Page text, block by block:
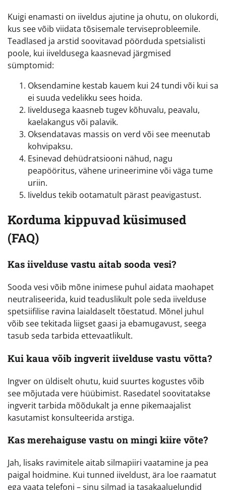
Kuigi enamasti on iiveldus ajutine ja ohutu, on olukordi,
kus see võib viidata tõsisemale terviseprobleemile.
Teadlased ja arstid soovitavad pöörduda spetsialisti
poole, kui iiveldusega kaasnevad järgmised
sümptomid:
Oksendamine kestab kauem kui 24 tundi või kui sa
ei suuda vedelikku sees hoida.
Iiveldusega kaasneb tugev kõhuvalu, peavalu,
kaelakangus või palavik.
Oksendatavas massis on verd või see meenutab
kohvipaksu.
Esinevad dehüdratsiooni nähud, nagu
peapööritus, vähene urineerimine või väga tume
uriin.
Iiveldus tekib ootamatult pärast peavigastust.
Korduma kippuvad küsimused
(FAQ)
Kas iivelduse vastu aitab sooda vesi?
Sooda vesi võib mõne inimese puhul aidata maohapet
neutraliseerida, kuid teaduslikult pole seda iivelduse
spetsiifilise ravina laialdaselt tõestatud. Mõnel juhul
võib see tekitada liigset gaasi ja ebamugavust, seega
tasub seda tarbida ettevaatlikult.
Kui kaua võib ingverit iivelduse vastu võtta?
Ingver on üldiselt ohutu, kuid suurtes kogustes võib
see mõjutada vere hüübimist. Rasedatel soovitatakse
ingverit tarbida mõõdukalt ja enne pikemaajalist
kasutamist konsulteerida arstiga.
Kas merehaiguse vastu on mingi kiire võte?
Jah, lisaks ravimitele aitab silmapiiri vaatamine ja pea
paigal hoidmine. Kui tunned iiveldust, ära loe raamatut
ega vaata telefoni – sinu silmad ja tasakaaluelundid